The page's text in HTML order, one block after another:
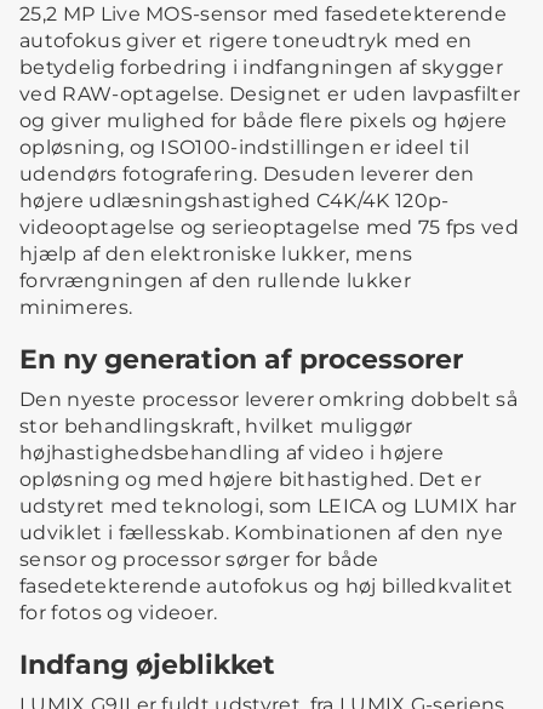
25,2 MP Live MOS-sensor med fasedetekterende
autofokus giver et rigere toneudtryk med en
betydelig forbedring i indfangningen af skygger
ved RAW-optagelse. Designet er uden lavpasfilter
og giver mulighed for både flere pixels og højere
opløsning, og ISO100-indstillingen er ideel til
udendørs fotografering. Desuden leverer den
højere udlæsningshastighed C4K/4K 120p-
videooptagelse og serieoptagelse med 75 fps ved
hjælp af den elektroniske lukker, mens
forvrængningen af den rullende lukker
minimeres.
En ny generation af processorer
Den nyeste processor leverer omkring dobbelt så
stor behandlingskraft, hvilket muliggør
højhastighedsbehandling af video i højere
opløsning og med højere bithastighed. Det er
udstyret med teknologi, som LEICA og LUMIX har
udviklet i fællesskab. Kombinationen af den nye
sensor og processor sørger for både
fasedetekterende autofokus og høj billedkvalitet
for fotos og videoer.
Indfang øjeblikket
LUMIX G9II er fuldt udstyret, fra LUMIX G-seriens